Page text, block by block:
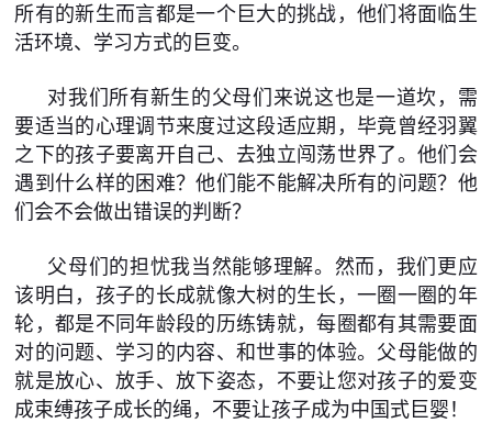
所有的新生而言都是一个巨大的挑战，他们将面临生
活环境、学习方式的巨变。
对我们所有新生的父母们来说这也是一道坎，需
要适当的心理调节来度过这段适应期，毕竟曾经羽翼
之下的孩子要离开自己、去独立闯荡世界了。他们会
遇到什么样的困难？他们能不能解决所有的问题？他
们会不会做出错误的判断？
父母们的担忧我当然能够理解。然而，我们更应
该明白，孩子的长成就像大树的生长，一圈一圈的年
轮，都是不同年龄段的历练铸就，每圈都有其需要面
对的问题、学习的内容、和世事的体验。父母能做的
就是放心、放手、放下姿态，不要让您对孩子的爱变
成束缚孩子成长的绳，不要让孩子成为中国式巨婴！